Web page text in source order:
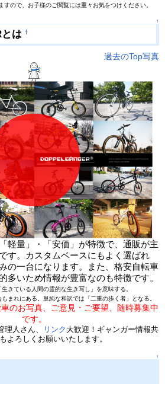
すので、お子様のご閲覧には重々お気をつけください。
↑
とは †
過去のTop写真
軽量」・「安価」が特徴で、通販が主
す。カスタムベースにもよく選ばれ
の一台になります。また、格安自転車
多いため情報が豊富なのも特徴です。
きている人間の霊的な生き写し」を意味する。
まれにある。単純な和訳では「二重の歩く者」となる。
のお写真、ご意見・ご要望、随時募集中
です。
理人さん、 リンク 大歓迎！ギャンガー情報共
よろしくお願いいたします。
↑